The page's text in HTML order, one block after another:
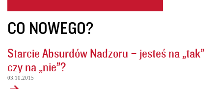
CO NOWEGO?
Starcie Absurdów Nadzoru – jesteś na „tak”
czy na „nie”?
03.10.2015